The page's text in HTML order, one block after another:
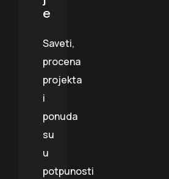
e
Saveti,
procena
projekta
i
ponuda
su
u
potpunosti